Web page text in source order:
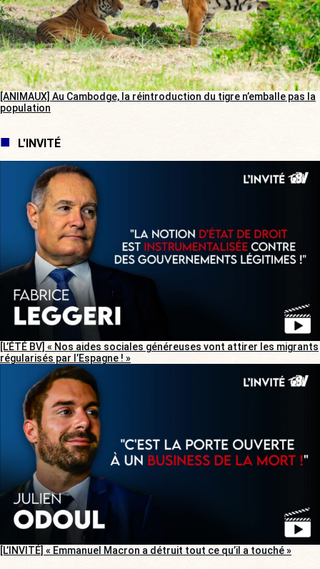
[ANIMAUX] Au Cambodge, la réintroduction du tigre n’emballe pas la
population
L'INVITÉ
[L’ÉTÉ BV] « Nos aides sociales généreuses vont attirer les migrants
régularisés par l’Espagne ! »
[L’INVITÉ] « Emmanuel Macron a détruit tout ce qu’il a touché »